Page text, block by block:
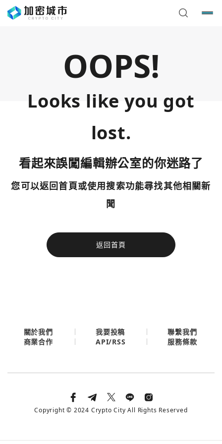
OOPS!
Looks like you got
lost.
看起來誤闖編輯辦公室的你迷路了
您可以返回首頁或使用搜索功能尋找其他相關新
聞
返回首頁
今日熱門
使用以下帳號繼續
您已閒置5分鐘，請點擊關閉按鈕或空白處，即可回到加密
今日熱門
關於我們 我要投稿
聯繫我們
商業合作
API/RSS 服務條款
Copyright © 2024 Crypto City All Rights Reserved